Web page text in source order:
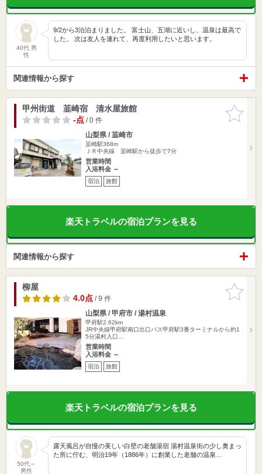
40代 男
性
9/2から3泊泊まりました。 富士山、五湖に近いし、温泉は最高で
した。 次は友人を連れて、再度利用したいと思います。
関連情報から探す
お気に入
りに追加
甲州街道 韮崎宿 清水屋旅館
-点/ 0 件
山梨県 / 韮崎市
韮崎駅368m
ＪＲ中央線 韮崎駅から徒歩で7分
営業時間
入浴料金 ～
宿泊 旅館
楽天トラベルの宿泊プランを見る
関連情報から探す
お気に入
りに追加
柳屋
4.0点/ 9 件
山梨県 / 甲府市 / 湯村温泉
甲府駅2.62km
JR中央線甲府駅南口出口バス甲府駅3番ターミナルから約1
5分湯村入口…
営業時間
入浴料金 ～
宿泊 旅館
楽天トラベルの宿泊プランを見る
50代～
男性
露天風呂が自慢の美しい白壁の老舗湯宿 湯村温泉街の少し奥まっ
た所に佇む、明治19年（1886年）に創業した老舗の温泉…